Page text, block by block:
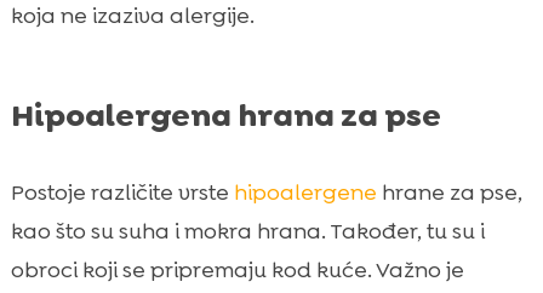
koja ne izaziva alergije.
Hipoalergena hrana za pse
Postoje različite vrste hipoalergene hrane za pse,
kao što su suha i mokra hrana. Također, tu su i
obroci koji se pripremaju kod kuće. Važno je